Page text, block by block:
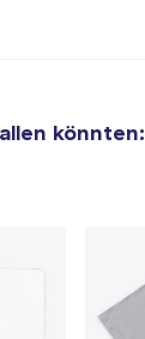
könnten: